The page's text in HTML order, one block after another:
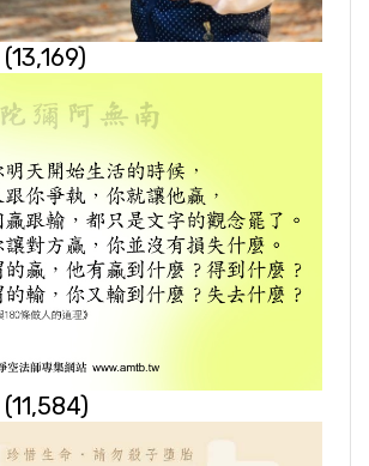
(13,169)
(11,584)